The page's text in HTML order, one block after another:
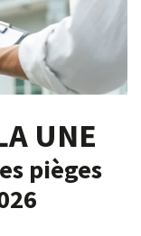
UNE
pièges